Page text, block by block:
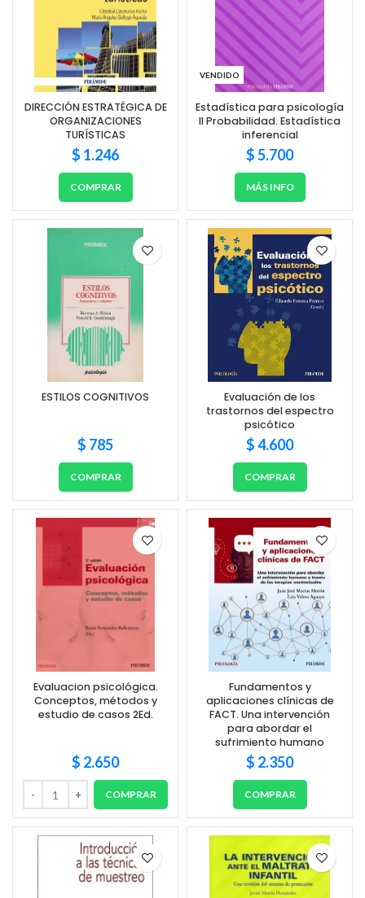
DIRECCIÓN ESTRATÉGICA DE
ORGANIZACIONES
TURÍSTICAS
$ 1.246
COMPRAR
VENDIDO
Estadística para psicología
II Probabilidad. Estadística
inferencial
$5.700
MÁS INFO
ESTILOS COGNITIVOS
$ 785
COMPRAR
Evaluación de los
trastornos del espectro
psicótico
$4.600
COMPRAR
Evaluacion psicológica.
Conceptos, métodos y
estudio de casos 2Ed.
$ 2.650
COMPRAR
Fundamentos y
aplicaciones clínicas de
FACT. Una intervención
para abordar el
sufrimiento humano
$ 2.350
COMPRAR